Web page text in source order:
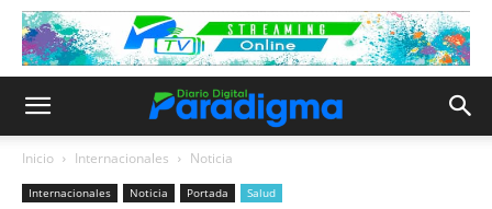
Inicio Internacionales Noticia
Internacionales Noticia Portada Salud